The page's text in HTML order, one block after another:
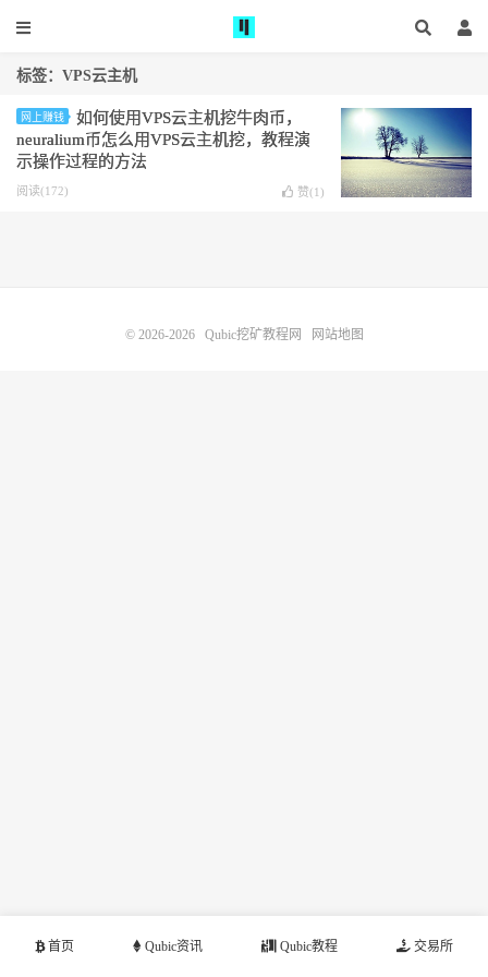
标签：VPS云主机
网上赚钱
如何使用VPS云主机挖牛肉币，
neuralium币怎么用VPS云主机挖，教程演
示操作过程的方法
阅读(172) 赞(1 )
首页 Qubic资讯 Qubic教程 交易所
© 2026-2026 Qubic挖矿教程网 网站地图